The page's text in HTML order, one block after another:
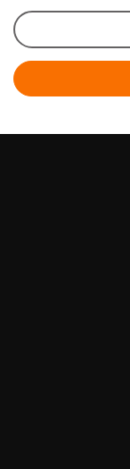
Angebote &
sparen war